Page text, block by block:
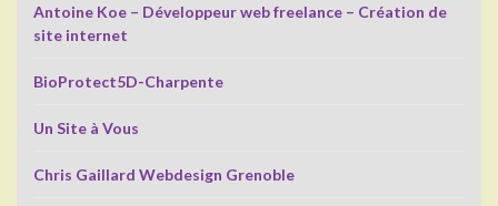
Antoine Koe – Développeur web freelance – Création de
site internet
BioProtect5D-Charpente
Un Site à Vous
Chris Gaillard Webdesign Grenoble